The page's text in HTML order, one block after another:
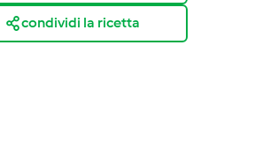
condividi la ricetta